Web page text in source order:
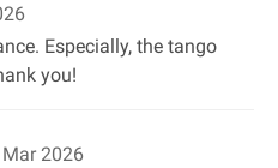
Especially, the tango
you!
Mar 2026